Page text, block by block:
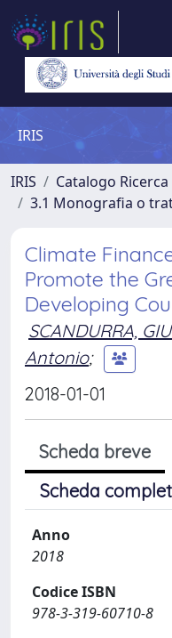
IRIS
IRIS Catalogo
3.1 Monografia o
Climate
Promote the
Developing
SCANDURRA,
Antonio;
2018-01-01
Scheda breve
Scheda
Anno
2018
Codice ISBN
978-3-319-60710-8